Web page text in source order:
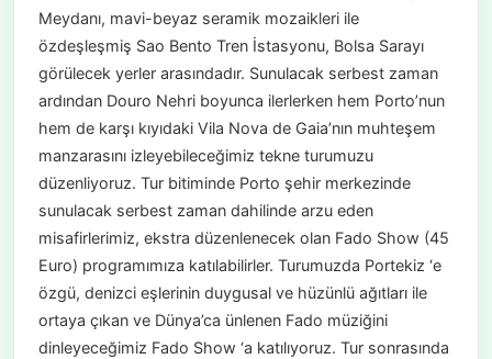
Meydanı, mavi-beyaz seramik mozaikleri ile
özdeşleşmiş Sao Bento Tren İstasyonu, Bolsa Sarayı
görülecek yerler arasındadır. Sunulacak serbest zaman
ardından Douro Nehri boyunca ilerlerken hem Porto’nun
hem de karşı kıyıdaki Vila Nova de Gaia’nın muhteşem
manzarasını izleyebileceğimiz tekne turumuzu
düzenliyoruz. Tur bitiminde Porto şehir merkezinde
sunulacak serbest zaman dahilinde arzu eden
misafirlerimiz, ekstra düzenlenecek olan Fado Show (45
Euro) programımıza katılabilirler. Turumuzda Portekiz ‘e
özgü, denizci eşlerinin duygusal ve hüzünlü ağıtları ile
ortaya çıkan ve Dünya’ca ünlenen Fado müziğini
dinleyeceğimiz Fado Show ‘a katılıyoruz. Tur sonrasında